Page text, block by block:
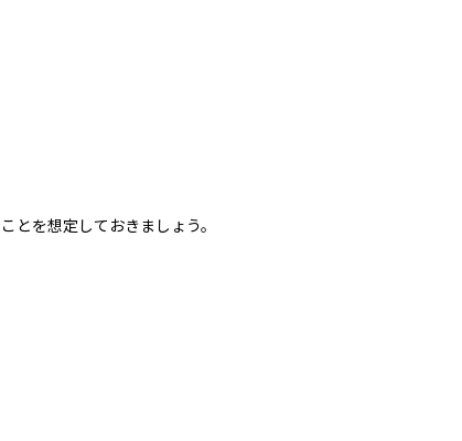
を想定しておきましょう。